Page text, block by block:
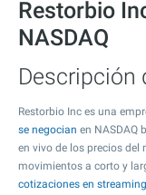
Restorbio
NASDAQ
Descripción
Restorbio Inc es una
se negocian en NASDAQ
en vivo de los precios
movimientos a corto y
cotizaciones en streaming